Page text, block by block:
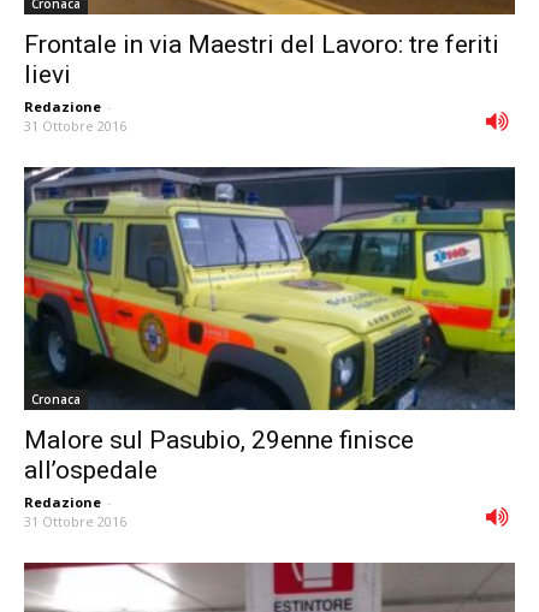
Cronaca
Frontale in via Maestri del Lavoro: tre feriti
lievi
Redazione -
31 Ottobre 2016
Cronaca
Malore sul Pasubio, 29enne finisce
all’ospedale
Redazione -
31 Ottobre 2016